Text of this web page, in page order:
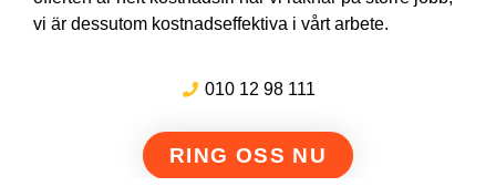
vi är dessutom kostnadseffektiva i vårt arbete.
010 12 98 111
RING OSS NU